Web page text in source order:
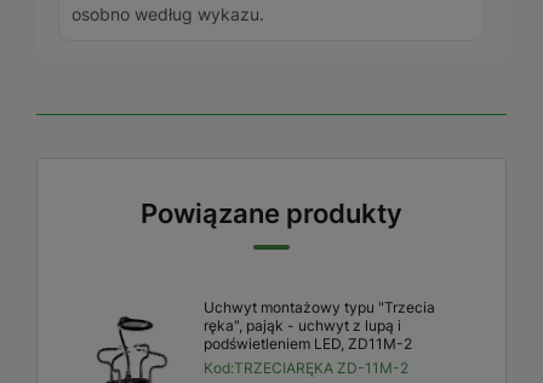
osobno według wykazu.
Powiązane produkty
Uchwyt montażowy typu "Trzecia
ręka", pająk - uchwyt z lupą i
podświetleniem LED, ZD11M-2
Kod:TRZECIARĘKA ZD-11M-2